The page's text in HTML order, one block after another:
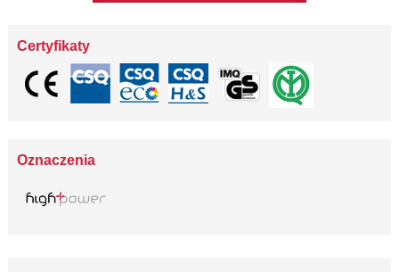
Certyfikaty
Oznaczenia